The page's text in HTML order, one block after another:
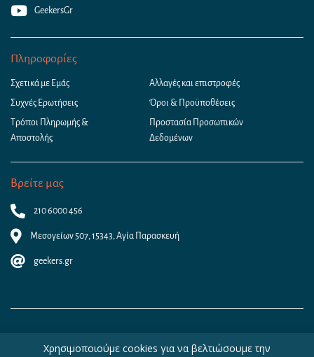
GeekersGr
Πληροφορίες
Σχετικά με Εμάς
Συχνές Ερωτήσεις
Τρόποι Πληρωμής &
Αποστολής
Αλλαγές και επιστροφές
Όροι & Προϋποθέσεις
Προστασία Προσωπικών
Δεδομένων
Βρείτε μας
210 6000 456
Μεσογείων 507, 15343, Αγία Παρασκευή
geekers.gr
Χρησιμοποιούμε cookies για να βελτιώσουμε την